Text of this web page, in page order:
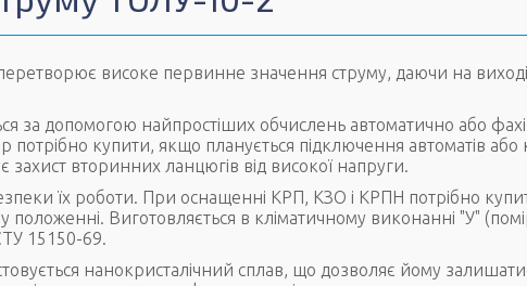
високе первинне значення струму, даючи на
за допомогою найпростіших обчислень автоматично або
купити, якщо планується підключення автоматів
захист вторинних ланцюгів від високої напруги.
їх роботи. При оснащенні КРП, КЗО і КРПН потрібно
Виготовляється в кліматичному виконанні "У"
15150-69.
нанокристалічний сплав, що дозволяє йому